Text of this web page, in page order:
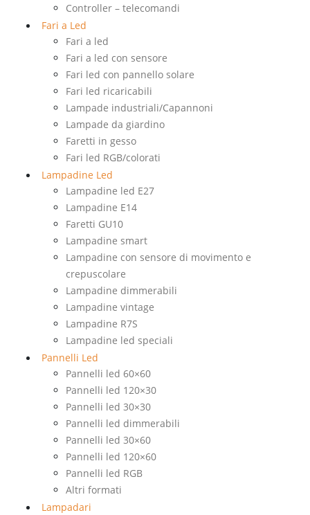
Controller – telecomandi
Fari a Led
Fari a led
Fari a led con sensore
Fari led con pannello solare
Fari led ricaricabili
Lampade industriali/Capannoni
Lampade da giardino
Faretti in gesso
Fari led RGB/colorati
Lampadine Led
Lampadine led E27
Lampadine E14
Faretti GU10
Lampadine smart
Lampadine con sensore di movimento e
crepuscolare
Lampadine dimmerabili
Lampadine vintage
Lampadine R7S
Lampadine led speciali
Pannelli Led
Pannelli led 60×60
Pannelli led 120×30
Pannelli led 30×30
Pannelli led dimmerabili
Pannelli led 30×60
Pannelli led 120×60
Pannelli led RGB
Altri formati
Lampadari